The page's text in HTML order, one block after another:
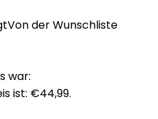
Von der Wunschliste
war:
ist: €44,99.